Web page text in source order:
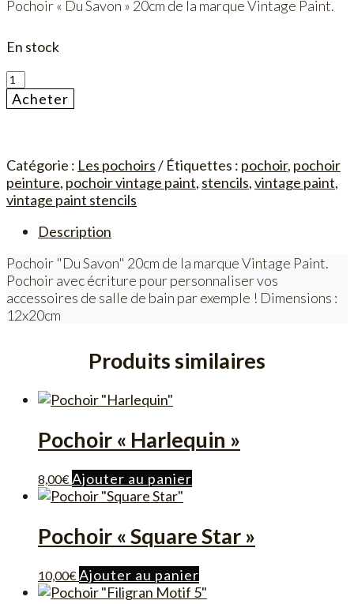
Pochoir « Du Savon » 20cm de la marque Vintage Paint.
En stock
quantité
de
Pochoir
20cm
Acheter
Catégorie : Les pochoirs Étiquettes : pochoir, pochoir
peinture, pochoir vintage paint, stencils,vintage paint,
vintage paint stencils
Description
Pochoir "Du Savon" 20cm de la marque Vintage Paint.
Pochoir avec écriture pour personnaliser vos
accessoires de salle de bain par exemple ! Dimensions :
12x20cm
Produits similaires
Pochoir « Harlequin »
8,00€Ajouter au panier
Pochoir « Square Star »
10,00€Ajouter au panier